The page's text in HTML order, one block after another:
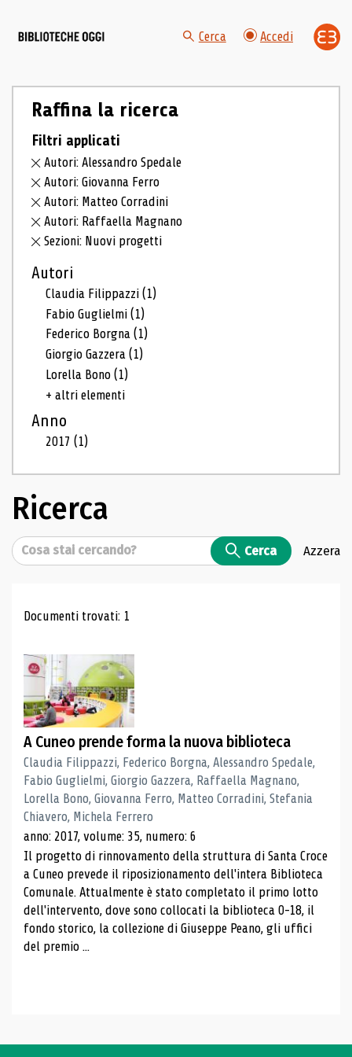
Cerca Accedi
Raffina la ricerca
Filtri applicati
Autori: Alessandro Spedale
Autori: Giovanna Ferro
Autori: Matteo Corradini
Autori: Raffaella Magnano
Sezioni: Nuovi progetti
Autori
Claudia Filippazzi(1)
Fabio Guglielmi(1)
Federico Borgna(1)
Giorgio Gazzera(1)
Lorella Bono(1)
+ altri elementi
Anno
2017(1)
Ricerca
Cerca Cerca Azzera
Risultati di ricerca
Documenti trovati: 1
A Cuneo prende forma la nuova biblioteca
Claudia Filippazzi, Federico Borgna, Alessandro Spedale,
Fabio Guglielmi, Giorgio Gazzera, Raffaella Magnano,
Lorella Bono, Giovanna Ferro, Matteo Corradini, Stefania
Chiavero, Michela Ferrero
anno: 2017, volume: 35, numero: 6
Il progetto di rinnovamento della struttura di Santa Croce
a Cuneo prevede il riposizionamento dell'intera Biblioteca
Comunale. Attualmente è stato completato il primo lotto
dell'intervento, dove sono collocati la biblioteca 0-18, il
fondo storico, la collezione di Giuseppe Peano, gli uffici
del premio ...